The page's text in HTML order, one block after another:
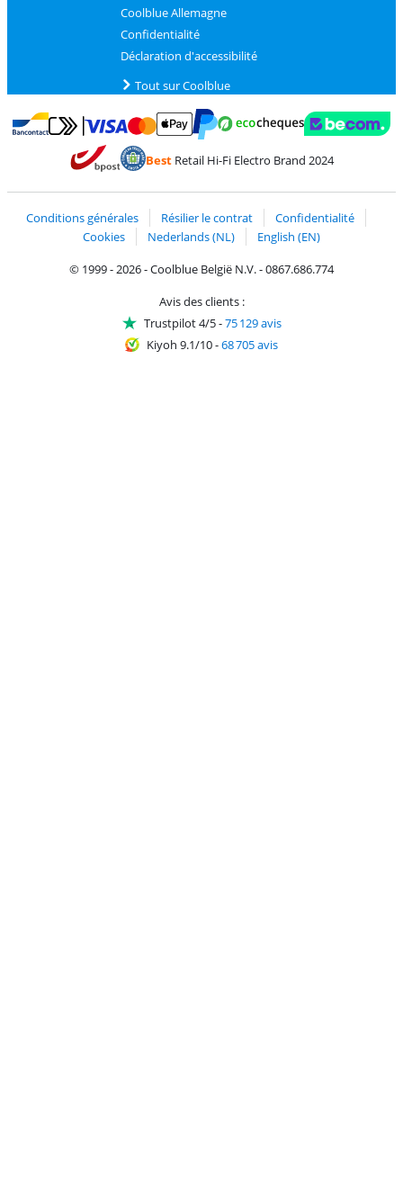
Coolblue Allemagne
Confidentialité
Déclaration d'accessibilité
Tout sur Coolblue
Payer avec Bancontact
Payer avec MasterCard et Visa via ClickToPay
Payer avec PayPal
BestRetail Hi-Fi Electro Brand 2024
Conditions générales Résilier le contrat
Confidentialité
Cookies
Nederlands (NL)
English (EN)
© 1999 - 2026 - Coolblue België N.V. - 0867.686.774
Avis des clients :
Trustpilot 4/5-75 129 avis
Kiyoh 9.1/10-68 705 avis